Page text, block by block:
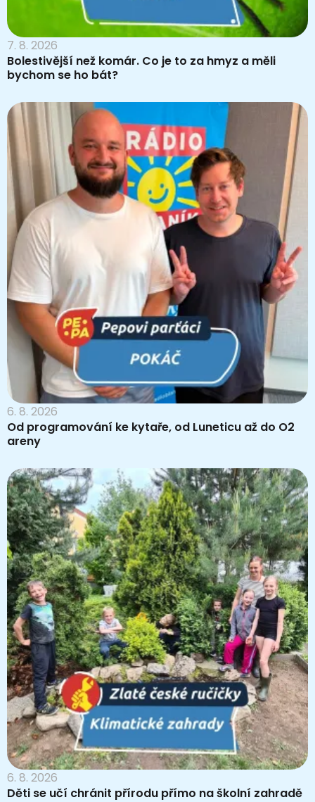
7. 8. 2026
Bolestivější než komár. Co je to za hmyz a měli
bychom se ho bát?
6. 8. 2026
Od programování ke kytaře, od Luneticu až do O2
areny
6. 8. 2026
Děti se učí chránit přírodu přímo na školní zahradě